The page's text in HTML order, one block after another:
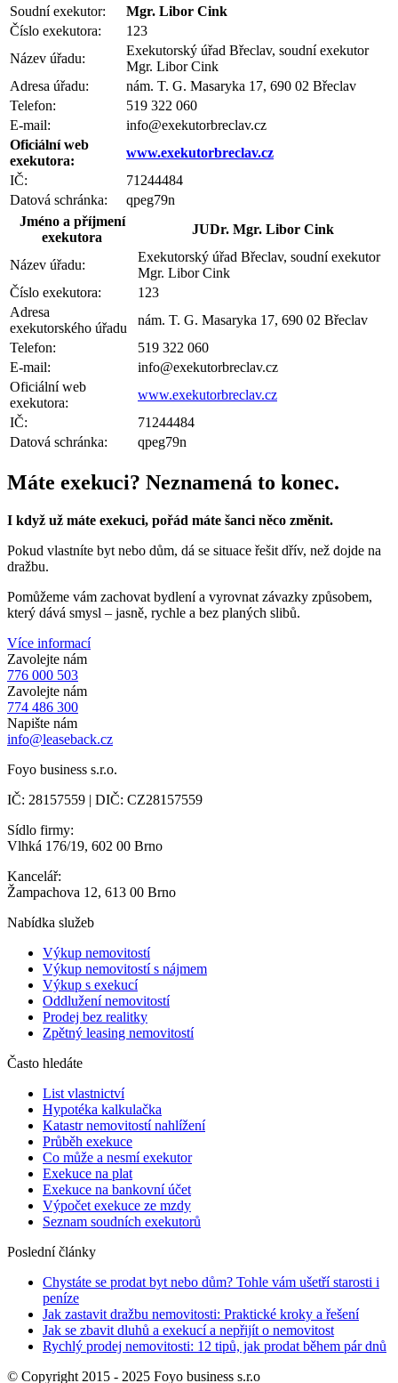
Soudní exekutor:
Mgr. Libor Cink
Číslo exekutora:
123
Název úřadu:
Exekutorský úřad Břeclav, soudní exekutor
Mgr. Libor Cink
Adresa úřadu:
nám. T. G. Masaryka 17, 690 02 Břeclav
Telefon:
519 322 060
E-mail:
info@exekutorbreclav.cz
Oficiální web
exekutora:
www.exekutorbreclav.cz
IČ:
71244484
Datová schránka:
qpeg79n
Jméno a příjmení
exekutora
JUDr. Mgr. Libor Cink
Název úřadu:
Exekutorský úřad Břeclav, soudní exekutor
Mgr. Libor Cink
Číslo exekutora:
123
Adresa
exekutorského úřadu
nám. T. G. Masaryka 17, 690 02 Břeclav
Telefon:
519 322 060
E-mail:
info@exekutorbreclav.cz
Oficiální web
exekutora:
www.exekutorbreclav.cz
IČ:
71244484
Datová schránka:
qpeg79n
Máte exekuci? Neznamená to konec.
I když už máte exekuci, pořád máte šanci něco změnit.
Pokud vlastníte byt nebo dům, dá se situace řešit dřív, než dojde na
dražbu.
Pomůžeme vám zachovat bydlení a vyrovnat závazky způsobem,
který dává smysl – jasně, rychle a bez planých slibů.
Více informací
Zavolejte nám
776 000 503
Zavolejte nám
774 486 300
Napište nám
info@leaseback.cz
Foyo business s.r.o.
IČ: 28157559 | DIČ: CZ28157559
Sídlo firmy:
Vlhká 176/19, 602 00 Brno
Kancelář:
Žampachova 12, 613 00 Brno
Nabídka služeb
Výkup nemovitostí
Výkup nemovitostí s nájmem
Výkup s exekucí
Oddlužení nemovitostí
Prodej bez realitky
Zpětný leasing nemovitostí
Často hledáte
List vlastnictví
Hypotéka kalkulačka
Katastr nemovitostí nahlížení
Průběh exekuce
Co může a nesmí exekutor
Exekuce na plat
Exekuce na bankovní účet
Výpočet exekuce ze mzdy
Seznam soudních exekutorů
Poslední články
Chystáte se prodat byt nebo dům? Tohle vám ušetří starosti i
peníze
Jak zastavit dražbu nemovitosti: Praktické kroky a řešení
Jak se zbavit dluhů a exekucí a nepřijít o nemovitost
Rychlý prodej nemovitosti: 12 tipů, jak prodat během pár dnů
© Copyright 2015 - 2025 Foyo business s.r.o